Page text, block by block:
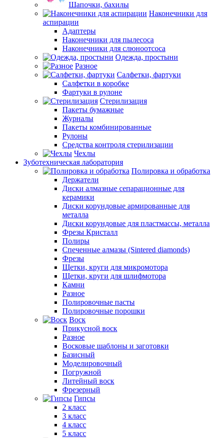
Шапочки, бахилы
Наконечники для
аспирации
Адаптеры
Наконечники для пылесоса
Наконечники для слюноотсоса
Одежда, простыни
Разное
Салфетки, фартуки
Салфетки в коробке
Фартуки в рулоне
Стерилизация
Пакеты бумажные
Журналы
Пакеты комбинированные
Рулоны
Средства контроля стерилизации
Чехлы
Зуботехническая лаборатория
Полировка и обработка
Держатели
Диски алмазные сепарационные для
керамики
Диски корундовые армированные для
металла
Диски корундовые для пластмассы, металла
Фрезы Кристалл
Полиры
Спеченные алмазы (Sintered diamonds)
Фрезы
Щетки, круги для микромотора
Щетки, круги для шлифмотора
Камни
Разное
Полировочные пасты
Полировочные порошки
Воск
Прикусной воск
Разное
Восковые шаблоны и заготовки
Базисный
Моделировочный
Погружной
Литейный воск
Фрезерный
Гипсы
2 класс
3 класс
4 класс
5 класс